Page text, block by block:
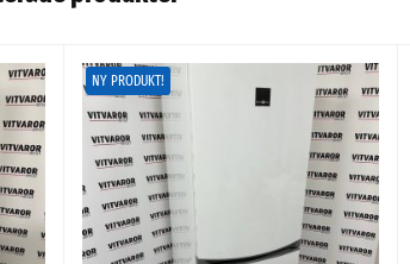
NY PRODUKT!